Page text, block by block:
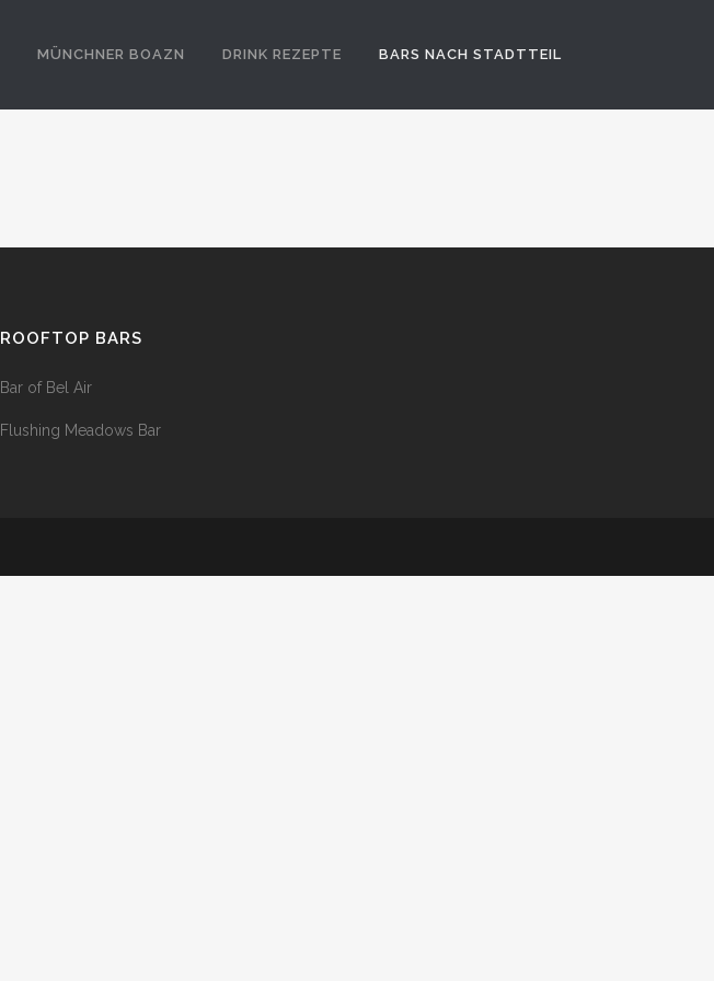
MÜNCHNER BOAZN DRINK REZEPTE BARS NACH STADTTEIL
ROOFTOP BARS
Bar of Bel Air
Flushing Meadows Bar